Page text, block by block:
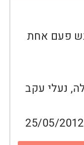
פעם אחת
, נעלי עקב
25/05/2012